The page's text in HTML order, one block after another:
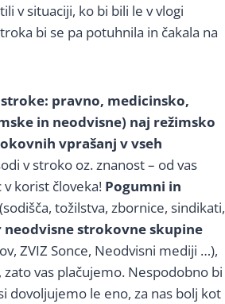
v situaciji, ko bi bili le v vlogi
bi se pa potuhnila in čakala na
pravno, medicinsko,
in neodvisne) naj režimsko
vprašanj v vseh
v stroko oz. znanost – od vas
korist človeka! Pogumni in
(sodišča, tožilstva, zbornice, sindikati,
neodvisne strokovne skupine
ZVIZ Sonce, Neodvisni mediji …),
vas plačujemo. Nespodobno bi
dovoljujemo le eno, za nas bolj kot